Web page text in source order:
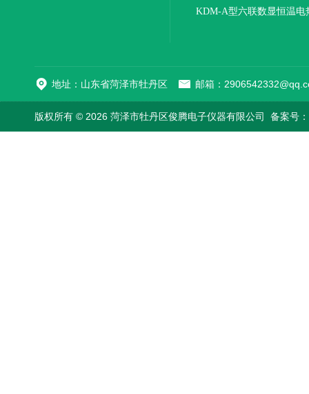
KDM-A型六联数显恒温电
地址：山东省菏泽市牡丹区 邮箱：
版权所有 © 2026 菏泽市牡丹区俊腾电子仪器有限公司 备案号